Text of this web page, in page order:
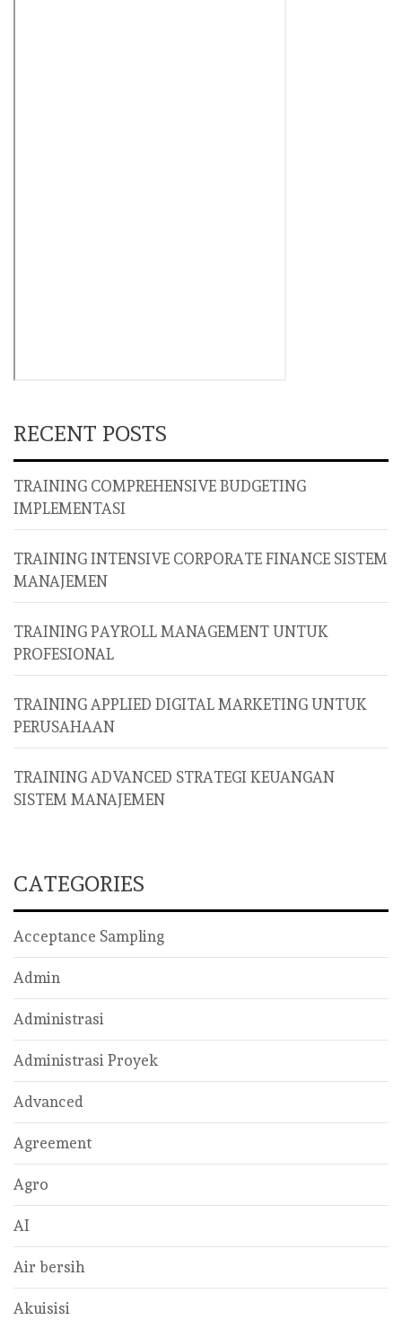
RECENT POSTS
TRAINING COMPREHENSIVE BUDGETING
IMPLEMENTASI
TRAINING INTENSIVE CORPORATE FINANCE SISTEM
MANAJEMEN
TRAINING PAYROLL MANAGEMENT UNTUK
PROFESIONAL
TRAINING APPLIED DIGITAL MARKETING UNTUK
PERUSAHAAN
TRAINING ADVANCED STRATEGI KEUANGAN
SISTEM MANAJEMEN
CATEGORIES
Acceptance Sampling
Admin
Administrasi
Administrasi Proyek
Advanced
Agreement
Agro
AI
Air bersih
Akuisisi